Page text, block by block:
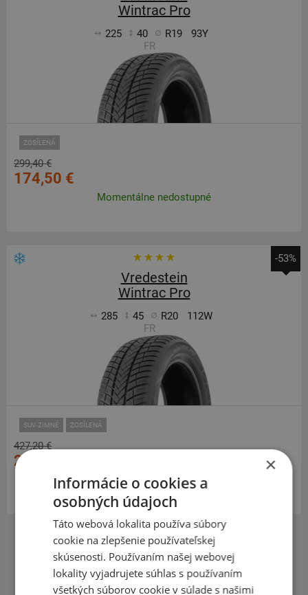
Wintrac Pro
225 40 R19
93Y
FR
ZOSÍLENÁ
299,40 €
174,50 €
Momentálne nedostupné
-53%
Vredestein
Wintrac Pro
285 45 R20
112W
FR
SUV-ZIMNÉ ZOSÍLENÁ
427,20 €
201,20 €
Momentálne nedostupné
1
×
Informácie o cookies a
osobných údajoch
Táto webová lokalita používa súbory
cookie na zlepšenie používateľskej
skúsenosti. Používaním našej webovej
lokality vyjadrujete súhlas s používaním
všetkých súborov cookie v súlade s našimi